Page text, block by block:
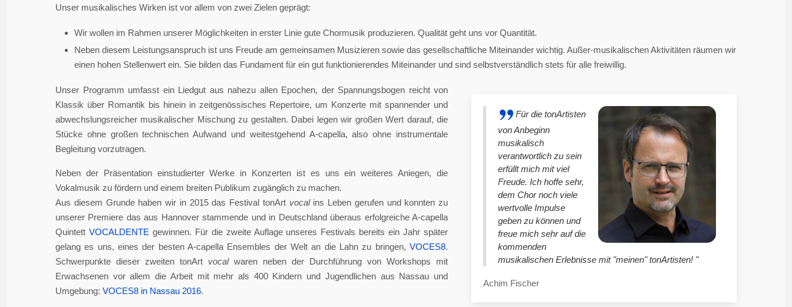
Unser musikalisches Wirken ist vor allem von zwei Zielen geprägt:
Wir wollen im Rahmen unserer Möglichkeiten in erster Linie gute Chormusik produzieren. Qualität geht uns vor Quantität.
Neben diesem Leistungsanspruch ist uns Freude am gemeinsamen Musizieren sowie das gesellschaftliche Miteinander wichtig. Außer-musikalischen Aktivitäten räumen wir
einen hohen Stellenwert ein. Sie bilden das Fundament für ein gut funktionierendes Miteinander und sind selbstverständlich stets für alle freiwillig.
Für die tonArtisten
von Anbeginn
musikalisch
verantwortlich zu sein
erfüllt mich mit viel
Freude. Ich hoffe sehr,
dem Chor noch viele
wertvolle Impulse
geben zu können und
freue mich sehr auf die
kommenden
musikalischen Erlebnisse mit "meinen" tonArtisten! "
Achim Fischer
Unser Programm umfasst ein Liedgut aus nahezu allen Epochen, der Spannungsbogen reicht von
Klassik über Romantik bis hinein in zeitgenössisches Repertoire, um Konzerte mit spannender und
abwechslungsreicher musikalischer Mischung zu gestalten. Dabei legen wir großen Wert darauf, die
Stücke ohne großen technischen Aufwand und weitestgehend A-capella, also ohne instrumentale
Begleitung vorzutragen.
Neben der Präsentation einstudierter Werke in Konzerten ist es uns ein weiteres Aniegen, die
Vokalmusik zu fördern und einem breiten Publikum zugänglich zu machen.
Aus diesem Grunde haben wir in 2015 das Festival tonArt vocal ins Leben gerufen und konnten zu
unserer Premiere das aus Hannover stammende und in Deutschland überaus erfolgreiche A-capella
Quintett VOCALDENTE gewinnen. Für die zweite Auflage unseres Festivals bereits ein Jahr später
gelang es uns, eines der besten A-capella Ensembles der Welt an die Lahn zu bringen, VOCES8.
Schwerpunkte dieser zweiten tonArt vocalwaren neben der Durchführung von Workshops mit
Erwachsenen vor allem die Arbeit mit mehr als 400 Kindern und Jugendlichen aus Nassau und
Umgebung: VOCES8 in Nassau 2016.